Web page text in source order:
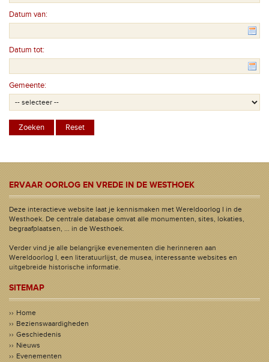
Datum van:
Datum tot:
Gemeente:
ERVAAR OORLOG EN VREDE IN DE WESTHOEK
Deze interactieve website laat je kennismaken met Wereldoorlog I in de
Westhoek. De centrale database omvat alle monumenten, sites, lokaties,
begraafplaatsen, ... in de Westhoek.
Verder vind je alle belangrijke evenementen die herinneren aan
Wereldoorlog I, een literatuurlijst, de musea, interessante websites en
uitgebreide historische informatie.
SITEMAP
Home
Bezienswaardigheden
Geschiedenis
Nieuws
Evenementen